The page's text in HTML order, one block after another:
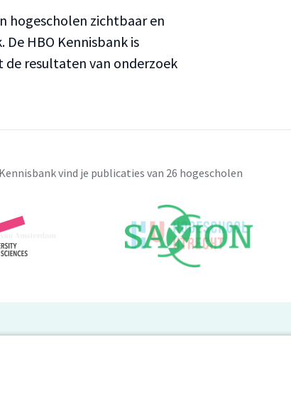
hogescholen zichtbaar en
HBO Kennisbank is
resultaten van onderzoek
vind je publicaties van 26 hogescholen